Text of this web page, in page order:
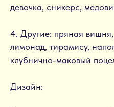
девочка, сникерс,
4. Другие: пряная
лимонад, тирамису,
клубнично-маковый
Дизайн: